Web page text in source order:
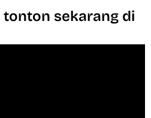
tonton sekarang di